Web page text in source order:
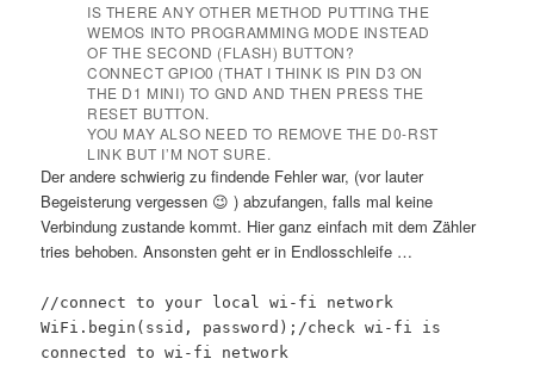
IS THERE ANY OTHER METHOD PUTTING THE
WEMOS INTO PROGRAMMING MODE INSTEAD
OF THE SECOND (FLASH) BUTTON?
CONNECT GPIO0 (THAT I THINK IS PIN D3 ON
THE D1 MINI) TO GND AND THEN PRESS THE
RESET BUTTON.
YOU MAY ALSO NEED TO REMOVE THE D0-RST
LINK BUT I’M NOT SURE.
Der andere schwierig zu findende Fehler war, (vor lauter
Begeisterung vergessen 😉 ) abzufangen, falls mal keine
Verbindung zustande kommt. Hier ganz einfach mit dem Zähler
tries behoben. Ansonsten geht er in Endlosschleife …
//connect to your local wi-fi network
WiFi.begin(ssid, password);/check wi-fi is
connected to wi-fi network